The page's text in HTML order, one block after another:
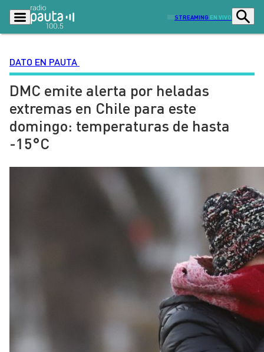
STREAMING EN VIVO
Podcasts Programas
Lo Último
Ciudad Economía
Entretención y Cultura Opinión
Señal 2
DATO EN PAUTA
DMC emite alerta por heladas
extremas en Chile para este
domingo: temperaturas de hasta
-15°C